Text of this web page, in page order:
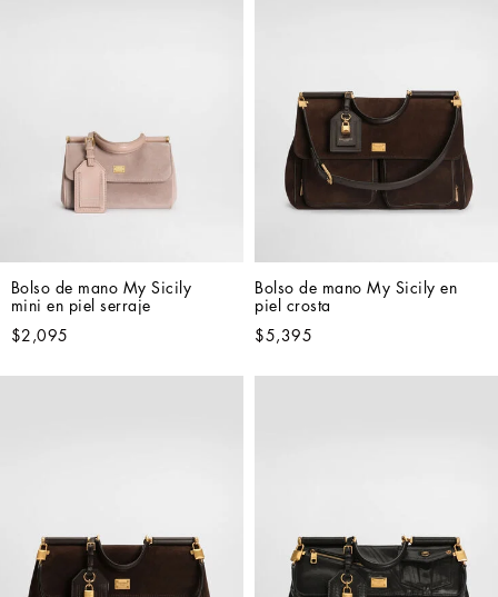
Bolso de mano My Sicily
mini en piel serraje
$2,095
Bolso de mano My Sicily en
piel crosta
$5,395